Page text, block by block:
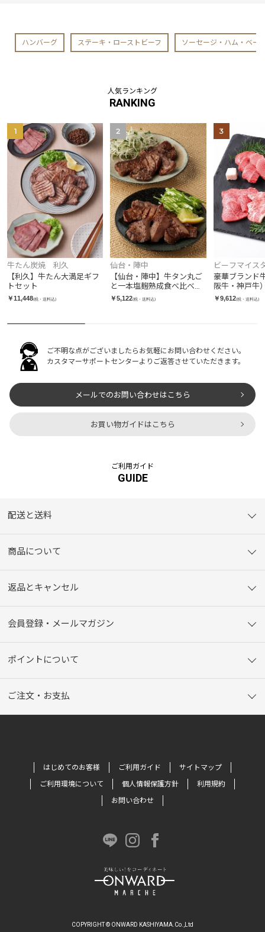
ハンバーグ ステーキ・ローストビーフ ソーセージ・ハム・ベー
人気ランキング
RANKING
1
牛たん炭焼 利久
【利久】牛たん大満足ギフ
トセット
￥11,448(税・送料込)
2
仙台・陣中
【仙台・陣中】牛タン丸ご
と一本塩麹熟成食べ比べセ
ット 各120g
￥5,122(税・送料込)
3
ビーフマイス
豪華ブランド
阪牛・神戸牛
モ・バラ）
￥9,612(税・送料込)
ご不明な点がございましたらお気軽にお問い合わせください。
カスタマーサポートセンターよりご返答させていただきます。
メールでのお問い合わせはこちら
お買い物ガイドはこちら
ご利用ガイド
GUIDE
配送と送料
商品について
返品とキャンセル
会員登録・メールマガジン
ポイントについて
ご注文・お支払
はじめてのお客様 ご利用ガイド
サイトマップ
ご利用環境について
個人情報保護方針
利用規約
お問い合わせ
COPYRIGHT © ONWARD KASHIYAMA.Co.,Ltd